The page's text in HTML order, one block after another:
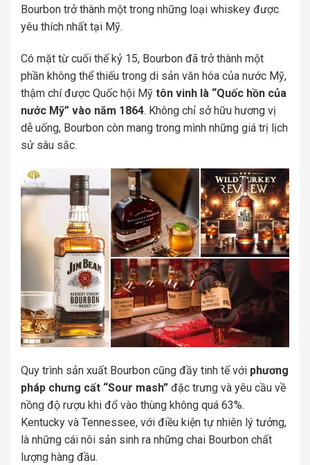
Bourbon trở thành một trong những loại whiskey được
yêu thích nhất tại Mỹ.
Có mặt từ cuối thế kỷ 15, Bourbon đã trở thành một
phần không thể thiếu trong di sản văn hóa của nước Mỹ,
thậm chí được Quốc hội Mỹ tôn vinh là “Quốc hồn của
nước Mỹ” vào năm 1864. Không chỉ sở hữu hương vị
dễ uống, Bourbon còn mang trong mình những giá trị lịch
sử sâu sắc.
Quy trình sản xuất Bourbon cũng đầy tinh tế với phương
pháp chưng cất “Sour mash” đặc trưng và yêu cầu về
nồng độ rượu khi đổ vào thùng không quá 63%.
Kentucky và Tennessee, với điều kiện tự nhiên lý tưởng,
là những cái nôi sản sinh ra những chai Bourbon chất
lượng hàng đầu.